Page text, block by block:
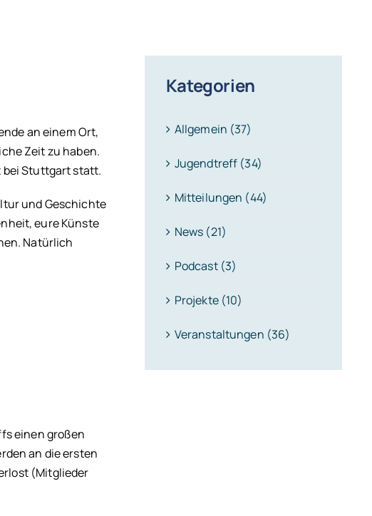
an einem Ort,
Zeit zu haben.
bei Stuttgart statt.
und Geschichte
eure Künste
Natürlich
einen großen
an die ersten
(Mitglieder
Kategorien
Allgemein (37)
Jugendtreff (34)
Mitteilungen (44)
News (21)
Podcast (3)
Projekte (10)
Veranstaltungen (36)